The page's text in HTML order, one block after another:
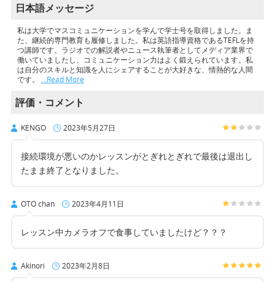
日本語メッセージ
私は大学でマスコミュニケーションを学んで学士号を取得しました。ま
た、継続的専門教育も履修しました。私は英語指導資格であるTEFLを持
つ講師です。ラジオでの解説者やニュース執筆者としてメディア業界で
働いていましたし、コミュニケーション力はよく鍛えられています。私
は自分のスキルと知識を人にシェアすることが大好きな、情熱的な人間
です。 …Read More
評価・コメント
KENGO 2023年5月27日
接続環境が悪いのかレッスンがとぎれとぎれで最後は退出し
たまま終了となりました。
OTO chan 2023年4月11日
レッスン中カメラオフで食事していましたけど？？？
Akinori 2023年2月8日